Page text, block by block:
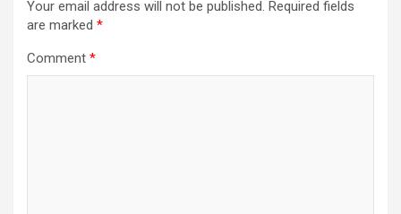
Your email address will not be published. Required fields
are marked *
Comment *